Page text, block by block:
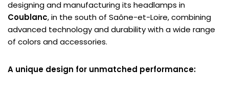
designing and manufacturing its headlamps in
Coublanc, in the south of Saône-et-Loire, combining
advanced technology and durability with a wide range
of colors and accessories.
A unique design for unmatched performance: